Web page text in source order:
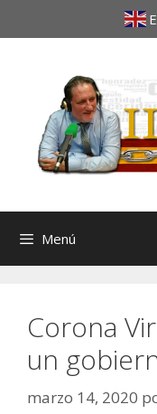
Menú
Corona
un
marzo 14, 2020